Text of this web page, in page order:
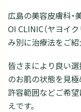
広島の美容皮膚科・
OI CLINIC（ヤヨイク
み別に治療法をご紹
皆さまにより良い
のお肌の状態を見極
許容範囲などご希
えです。